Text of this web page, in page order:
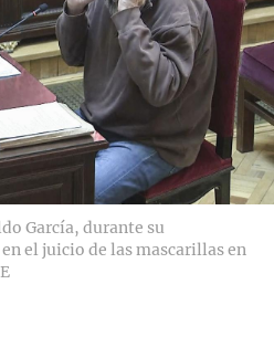
García, durante su
el juicio de las mascarillas en